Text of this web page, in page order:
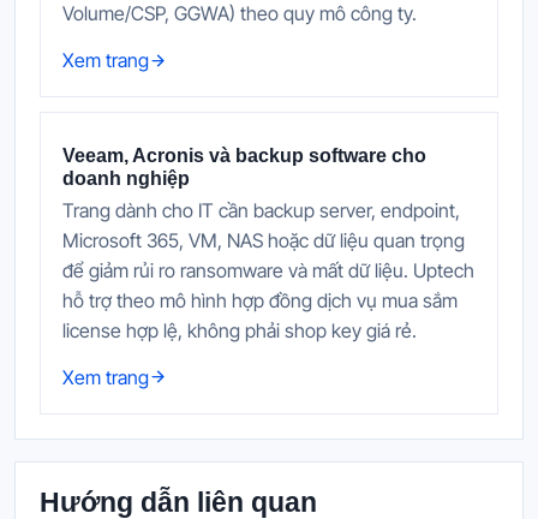
Volume/CSP, GGWA) theo quy mô công ty.
Xem trang
Veeam, Acronis và backup software cho
doanh nghiệp
Trang dành cho IT cần backup server, endpoint,
Microsoft 365, VM, NAS hoặc dữ liệu quan trọng
để giảm rủi ro ransomware và mất dữ liệu. Uptech
hỗ trợ theo mô hình hợp đồng dịch vụ mua sắm
license hợp lệ, không phải shop key giá rẻ.
Xem trang
Hướng dẫn liên quan